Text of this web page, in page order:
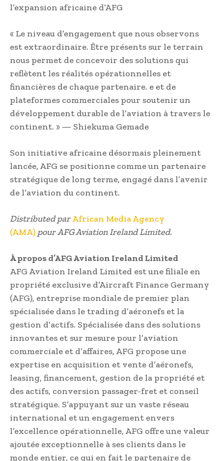
l’expansion africaine d’AFG
« Le niveau d’engagement que nous observons
est extraordinaire. Être présents sur le terrain
nous permet de concevoir des solutions qui
reflètent les réalités opérationnelles et
financières de chaque partenaire. e et de
plateformes commerciales pour soutenir un
développement durable de l’aviation à travers le
continent. » — Shiekuma Gemade
Son initiative africaine désormais pleinement
lancée, AFG se positionne comme un partenaire
stratégique de long terme, engagé dans l’avenir
de l’aviation du continent.
Distributed parAfrican Media Agency
(AMA) pour AFG Aviation Ireland Limited.
À propos d’AFG Aviation Ireland Limited
AFG Aviation Ireland Limited est une filiale en
propriété exclusive d’Aircraft Finance Germany
(AFG), entreprise mondiale de premier plan
spécialisée dans le trading d’aéronefs et la
gestion d’actifs. Spécialisée dans des solutions
innovantes et sur mesure pour l’aviation
commerciale et d’affaires, AFG propose une
expertise en acquisition et vente d’aéronefs,
leasing, financement, gestion de la propriété et
des actifs, conversion passager-fret et conseil
stratégique. S’appuyant sur un vaste réseau
international et un engagement envers
l’excellence opérationnelle, AFG offre une valeur
ajoutée exceptionnelle à ses clients dans le
monde entier, ce qui en fait le partenaire de